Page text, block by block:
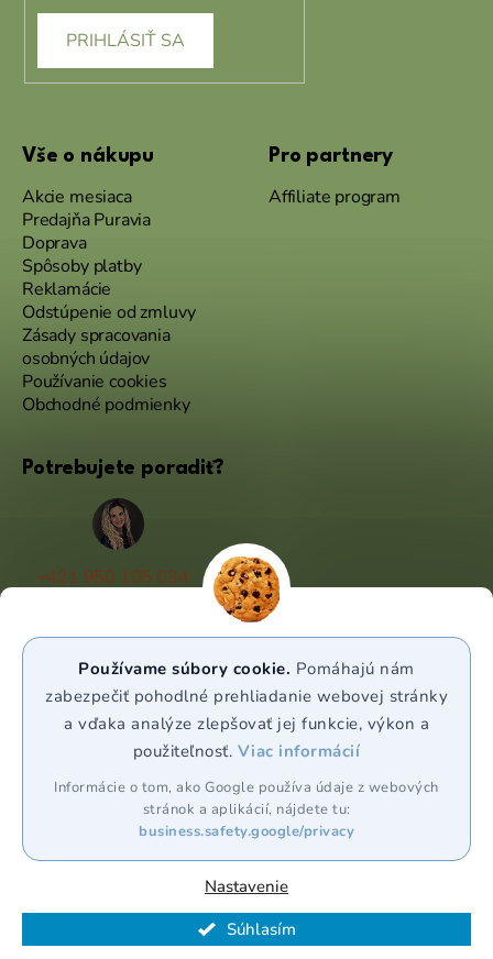
Používame súbory cookie. Pomáhajú nám
zabezpečiť pohodlné prehliadanie webovej stránky
a vďaka analýze zlepšovať jej funkcie, výkon a
použiteľnosť. Viac informácií
Informácie o tom, ako Google používa údaje z webových
stránok a aplikácií, nájdete tu:
business.safety.google/privacy
Nastavenie
Súhlasím
PRIHLÁSIŤ SA
Vše o nákupu
Akcie mesiaca
Predajňa Puravia
Doprava
Spôsoby platby
Reklamácie
Odstúpenie od zmluvy
Zásady spracovania
osobných údajov
Používanie cookies
Obchodné podmienky
Pro partnery
Affiliate program
Potrebujete poradiť?
+421 950 105 034
WhatsApp
Sledujte nás
Vytvoril Shoptet Premium